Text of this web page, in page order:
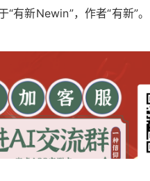
“有新Newin”，作者“有新”。